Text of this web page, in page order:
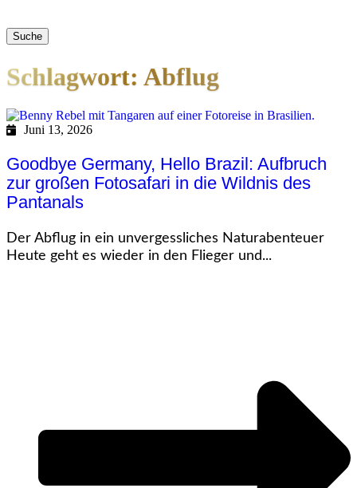
Suche
Schlagwort: Abflug
Juni 13, 2026
Goodbye Germany, Hello Brazil: Aufbruch
zur großen Fotosafari in die Wildnis des
Pantanals
Der Abflug in ein unvergessliches Naturabenteuer
Heute geht es wieder in den Flieger und...